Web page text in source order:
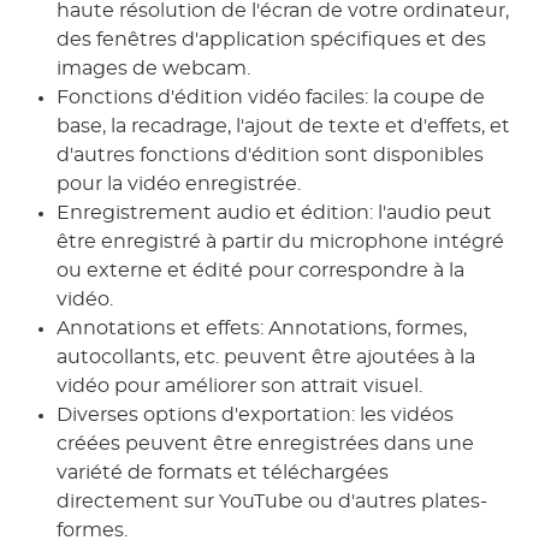
haute résolution de l'écran de votre ordinateur,
des fenêtres d'application spécifiques et des
images de webcam.
Fonctions d'édition vidéo faciles: la coupe de
base, la recadrage, l'ajout de texte et d'effets, et
d'autres fonctions d'édition sont disponibles
pour la vidéo enregistrée.
Enregistrement audio et édition: l'audio peut
être enregistré à partir du microphone intégré
ou externe et édité pour correspondre à la
vidéo.
Annotations et effets: Annotations, formes,
autocollants, etc. peuvent être ajoutées à la
vidéo pour améliorer son attrait visuel.
Diverses options d'exportation: les vidéos
créées peuvent être enregistrées dans une
variété de formats et téléchargées
directement sur YouTube ou d'autres plates-
formes.